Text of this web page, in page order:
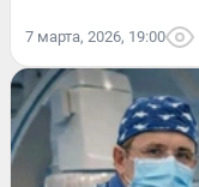
7 марта, 2026, 19:00